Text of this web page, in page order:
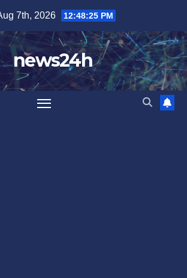
7th, 2026 12:48:28 PM
news24h